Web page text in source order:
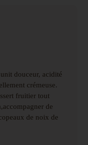
douceur, acidité
crémeuse.
fruitier tout
de
de noix de